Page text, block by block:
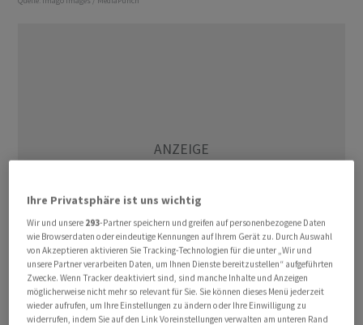
Die ersten Ergebnisse zeigten einen deutlichen
Vorsprung für Biden und Trump. Nach Auszählung von
Ihre Privatsphäre ist uns wichtig
Wir und unsere 293-Partner speichern und greifen auf personenbezogene Daten
wie Browserdaten oder eindeutige Kennungen auf Ihrem Gerät zu. Durch Auswahl
von Akzeptieren aktivieren Sie Tracking-Technologien für die unter „Wir und
unsere Partner verarbeiten Daten, um Ihnen Dienste bereitzustellen“ aufgeführten
Zwecke. Wenn Tracker deaktiviert sind, sind manche Inhalte und Anzeigen
möglicherweise nicht mehr so relevant für Sie. Sie können dieses Menü jederzeit
wieder aufrufen, um Ihre Einstellungen zu ändern oder Ihre Einwilligung zu
widerrufen, indem Sie auf den Link Voreinstellungen verwalten am unteren Rand